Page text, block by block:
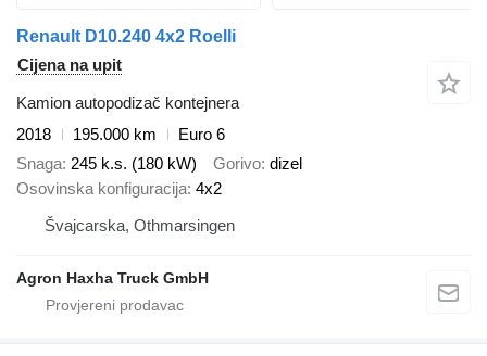
Renault D10.240 4x2 Roelli
Cijena na upit
Kamion autopodizač kontejnera
2018
195.000 km
Euro 6
Snaga 245 k.s. (180 kW) Gorivo dizel
Osovinska konfiguracija 4x2
Švајcarska, Othmarsingen
Agron Haxha Truck GmbH